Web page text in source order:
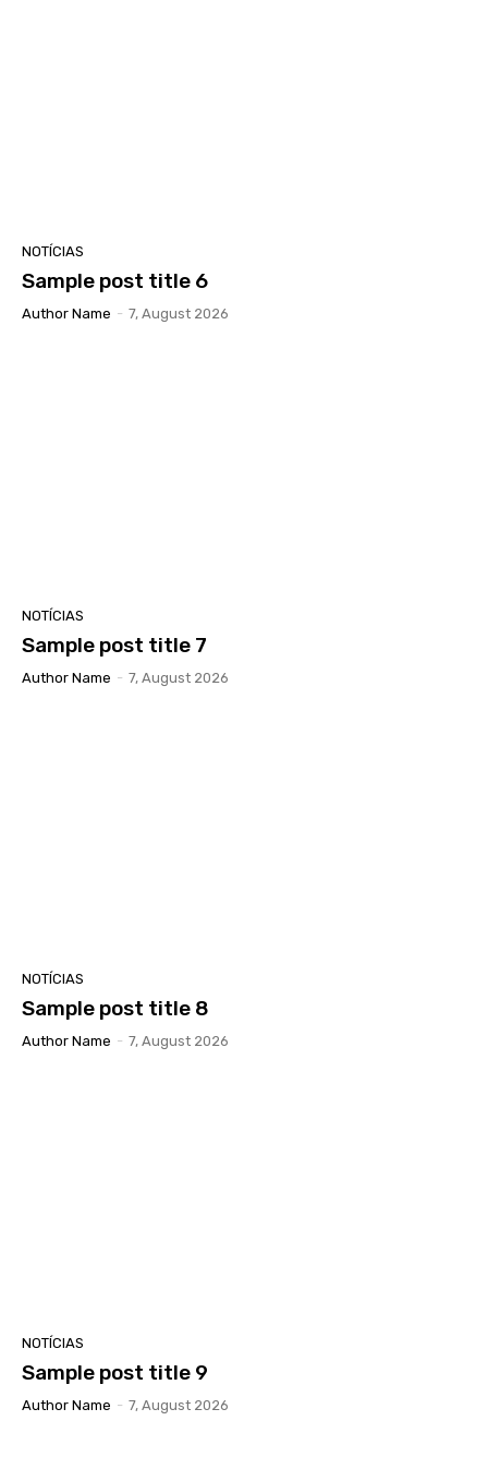
NOTÍCIAS
Sample post title 6
Author Name - 7, August 2026
NOTÍCIAS
Sample post title 7
Author Name - 7, August 2026
NOTÍCIAS
Sample post title 8
Author Name - 7, August 2026
NOTÍCIAS
Sample post title 9
Author Name - 7, August 2026